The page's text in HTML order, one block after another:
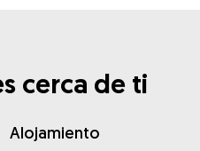
cerca de ti
Alojamiento